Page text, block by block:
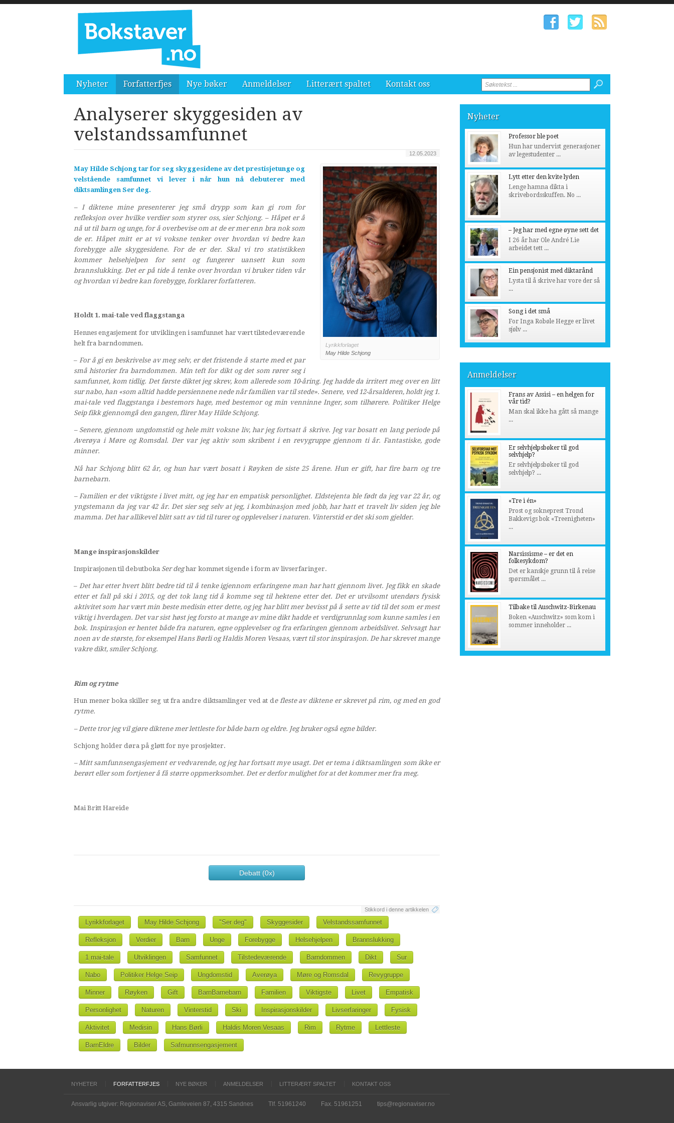
Nyheter Forfatterfjes Nye bøker Anmeldelser Litterært spaltet Kontakt oss
Analyserer skyggesiden av
velstandssamfunnet
12.05.2023
Lyrikkforlaget
May Hilde Schjong
May Hilde Schjong tar for seg skyggesidene av det prestisjetunge og
velstående samfunnet vi lever i når hun nå debuterer med
diktsamlingen Ser deg.
– I diktene mine presenterer jeg små drypp som kan gi rom for
refleksjon over hvilke verdier som styrer oss, sier Schjong. – Håpet er å
nå ut til barn og unge, for å overbevise om at de er mer enn bra nok som
de er. Håpet mitt er at vi voksne tenker over hvordan vi bedre kan
forebygge alle skyggesidene. For de er der. Skal vi tro statistikken
kommer helsehjelpen for sent og fungerer uansett kun som
brannslukking. Det er på tide å tenke over hvordan vi bruker tiden vår
og hvordan vi bedre kan forebygge, forklarer forfatteren.
Holdt 1. mai-tale ved flaggstanga
Hennes engasjement for utviklingen i samfunnet har vært tilstedeværende
helt fra barndommen.
– For å gi en beskrivelse av meg selv, er det fristende å starte med et par
små historier fra barndommen. Min teft for dikt og det som rører seg i
samfunnet, kom tidlig. Det første diktet jeg skrev, kom allerede som 10-åring. Jeg hadde da irritert meg over en litt
sur nabo, han «som alltid hadde persiennene nede når familien var til stede». Senere, ved 12-årsalderen, holdt jeg 1.
mai-tale ved flaggstanga i bestemors hage, med bestemor og min venninne Inger, som tilhørere. Politiker Helge
Seip fikk gjennomgå den gangen, flirer May Hilde Schjong.
– Senere, gjennom ungdomstid og hele mitt voksne liv, har jeg fortsatt å skrive. Jeg var bosatt en lang periode på
Averøya i Møre og Romsdal. Der var jeg aktiv som skribent i en revygruppe gjennom ti år. Fantastiske, gode
minner.
Nå har Schjong blitt 62 år, og hun har vært bosatt i Røyken de siste 25 årene. Hun er gift, har fire barn og tre
barnebarn.
– Familien er det viktigste i livet mitt, og jeg har en empatisk personlighet. Eldstejenta ble født da jeg var 22 år, og
yngstemann da jeg var 42 år. Det sier seg selv at jeg, i kombinasjon med jobb, har hatt et travelt liv siden jeg ble
mamma. Det har allikevel blitt satt av tid til turer og opplevelser i naturen. Vinterstid er det ski som gjelder.
Mange inspirasjonskilder
Inspirasjonen til debutboka Ser deghar kommet sigende i form av livserfaringer.
– Det har etter hvert blitt bedre tid til å tenke igjennom erfaringene man har hatt gjennom livet. Jeg fikk en skade
etter et fall på ski i 2015, og det tok lang tid å komme seg til hektene etter det. Det er utvilsomt utendørs fysisk
aktivitet som har vært min beste medisin etter dette, og jeg har blitt mer bevisst på å sette av tid til det som er mest
viktig i hverdagen. Det var sist høst jeg forsto at mange av mine dikt hadde et verdigrunnlag som kunne samles i en
bok. Inspirasjon er hentet både fra naturen, egne opplevelser og fra erfaringen gjennom arbeidslivet. Selvsagt har
noen av de største, for eksempel Hans Børli og Haldis Moren Vesaas, vært til stor inspirasjon. De har skrevet mange
vakre dikt, smiler Schjong.
Rim og rytme
Hun mener boka skiller seg ut fra andre diktsamlinger ved at de fleste av diktene er skrevet på rim, og med en god
rytme.
– Dette tror jeg vil gjøre diktene mer lettleste for både barn og eldre. Jeg bruker også egne bilder.
Schjong holder døra på gløtt for nye prosjekter.
– Mitt samfunnsengasjement er vedvarende, og jeg har fortsatt mye usagt. Det er tema i diktsamlingen som ikke er
berørt eller som fortjener å få større oppmerksomhet. Det er derfor mulighet for at det kommer mer fra meg.
Mai Britt Hareide
Debatt (0x)
Stikkord i denne artikkelen
Lyrikkforlaget May Hilde Schjong "Ser deg" Skyggesider Velstandssamfunnet
Refleksjon Verdier Barn Unge Forebygge Helsehjelpen Brannslukking
1 mai-tale Utviklingen Samfunnet Tilstedeværende Barndommen Dikt Sur
Nabo Politiker Helge Seip Ungdomstid Averøya Møre og Romsdal Revygruppe
Minner Røyken Gift BarnBarnebarn Familien Viktigste Livet Empatisk
Personlighet Naturen Vinterstid Ski Inspirasjonskilder Livserfaringer Fysisk
Aktivitet Medisin Hans Børli Haldis Moren Vesaas Rim Rytme Lettleste
BarnEldre Bilder Safmunnsengasjement
Nyheter
Professor ble poet
Hun har undervist generasjoner
av legestudenter ...
Lytt etter den kvite lyden
Lenge hamna dikta i
skrivebordsskuffen. No ...
– Jeg har med egne øyne sett det
I 26 år har Ole André Lie
arbeidet tett ...
Ein pensjonist med diktarånd
Lysta til å skrive har vore der så
...
Song i det små
For Inga Robøle Hegge er livet
sjølv ...
Anmeldelser
Frans av Assisi – en helgen for
vår tid?
Man skal ikke ha gått så mange
...
Er selvhjelpsbøker til god
selvhjelp?
Er selvhjelpsbøker til god
selvhjelp? ...
«Tre i én»
Prost og sokneprest Trond
Bakkevigs bok «Treenigheten»
...
Narsissisme – er det en
folkesykdom?
Det er kanskje grunn til å reise
spørsmålet ...
Tilbake til Auschwitz-Birkenau
Boken «Auschwitz» som kom i
sommer inneholder ...
NYHETER FORFATTERFJES NYE BØKER ANMELDELSER LITTERÆRT SPALTET KONTAKT OSS
Ansvarlig utgiver: Regionaviser AS, Gamleveien 87, 4315 Sandnes Tlf. 51961240 Fax. 51961251 tips@regionaviser.no